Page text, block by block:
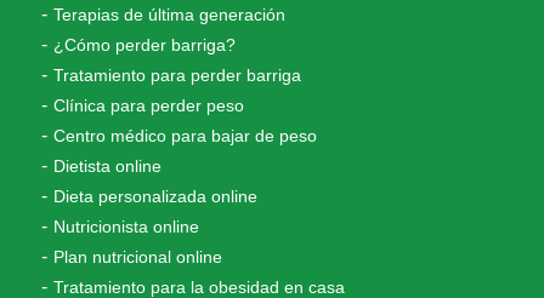
Terapias de última generación
¿Cómo perder barriga?
Tratamiento para perder barriga
Clínica para perder peso
Centro médico para bajar de peso
Dietista online
Dieta personalizada online
Nutricionista online
Plan nutricional online
Tratamiento para la obesidad en casa